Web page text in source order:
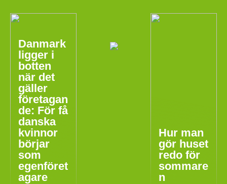
Danmark
ligger i
botten
när det
gäller
företagan
de: För få
danska
kvinnor
börjar
som
egenföret
agare
Hur man
gör huset
redo för
sommare
n